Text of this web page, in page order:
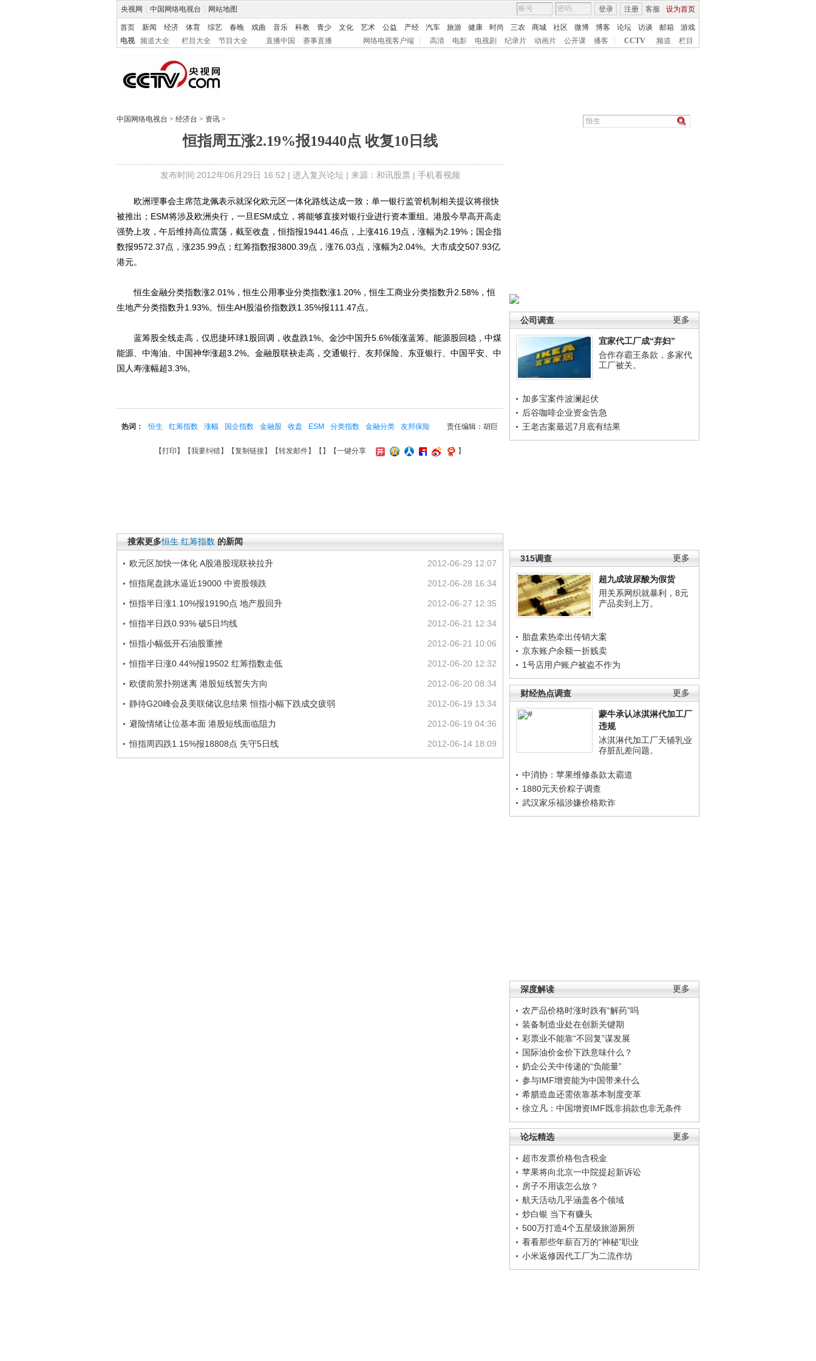
央视网 中国网络电视台 网站地图 客服 设为首页
登录 注册
首页 新闻 经济 体育 综艺 春晚 戏曲 音乐 科教 青少 文化 艺术 公益 产经 汽车 旅游 健康 时尚 三农 商城 社区 微博 博客 论坛 访谈 邮箱
游戏
电视
频道大全 栏目大全 节目大全 直播中国 赛事直播 网络电视客户端 高清 电影 电视剧 纪录片 动画片 公开课 播客 CCTV 频道 栏目
中国网络电视台 > 经济台 > 资讯 >
恒指周五涨2.19%报19440点 收复10日线
发布时间:2012年06月29日 16:52 | 进入复兴论坛| 来源：和讯股票 | 手机看视频
更多
公司调查
宜家代工厂成“弃妇”
合作存霸王条款，多家代
工厂被关。
加多宝案件波澜起伏
后谷咖啡企业资金告急
王老吉案最迟7月底有结果
更多
315调查
超九成玻尿酸为假货
用关系网织就暴利，8元
产品卖到上万。
胎盘素热牵出传销大案
京东账户余额一折贱卖
1号店用户账户被盗不作为
更多
财经热点调查
蒙牛承认冰淇淋代加工厂
违规
冰淇淋代加工厂天辅乳业
存脏乱差问题。
中消协：苹果维修条款太霸道
1880元天价粽子调查
武汉家乐福涉嫌价格欺诈
更多
深度解读
农产品价格时涨时跌有“解药”吗
装备制造业处在创新关键期
彩票业不能靠“不回复”谋发展
国际油价金价下跌意味什么？
奶企公关中传递的“负能量”
参与IMF增资能为中国带来什么
希腊造血还需依靠基本制度变革
徐立凡：中国增资IMF既非捐款也非无条件
更多
论坛精选
超市发票价格包含税金
苹果将向北京一中院提起新诉讼
房子不用该怎么放？
航天活动几乎涵盖各个领域
炒白银 当下有赚头
500万打造4个五星级旅游厕所
看看那些年薪百万的“神秘”职业
小米返修因代工厂为二流作坊
欧洲理事会主席范龙佩表示就深化欧元区一体化路线达成一致；单一银行监管机制相关提议将很快
被推出；ESM将涉及欧洲央行，一旦ESM成立，将能够直接对银行业进行资本重组。港股今早高开高走
强势上攻，午后维持高位震荡，截至收盘，恒指报19441.46点，上涨416.19点，涨幅为2.19%；国企指
数报9572.37点，涨235.99点；红筹指数报3800.39点，涨76.03点，涨幅为2.04%。大市成交507.93亿
港元。
恒生金融分类指数涨2.01%，恒生公用事业分类指数涨1.20%，恒生工商业分类指数升2.58%，恒
生地产分类指数升1.93%。恒生AH股溢价指数跌1.35%报111.47点。
蓝筹股全线走高，仅思捷环球1股回调，收盘跌1%。金沙中国升5.6%领涨蓝筹。能源股回稳，中煤
能源、中海油、中国神华涨超3.2%。金融股联袂走高，交通银行、友邦保险、东亚银行、中国平安、中
国人寿涨幅超3.3%。
责任编辑：胡巨
热词： 恒生 红筹指数 涨幅 国企指数 金融股 收盘 ESM 分类指数 金融分类 友邦保险
【打印 】【我要纠错】【复制链接】【转发邮件】【 】 【一键分享 】
搜索更多恒生 红筹指数 的新闻
2012-06-29 12:07
欧元区加快一体化 A股港股现联袂拉升
2012-06-28 16:34
恒指尾盘跳水逼近19000 中资股领跌
2012-06-27 12:35
恒指半日涨1.10%报19190点 地产股回升
2012-06-21 12:34
恒指半日跌0.93% 破5日均线
2012-06-21 10:06
恒指小幅低开石油股重挫
2012-06-20 12:32
恒指半日涨0.44%报19502 红筹指数走低
2012-06-20 08:34
欧债前景扑朔迷离 港股短线暂失方向
2012-06-19 13:34
静待G20峰会及美联储议息结果 恒指小幅下跌成交疲弱
2012-06-19 04:36
避险情绪让位基本面 港股短线面临阻力
2012-06-14 18:09
恒指周四跌1.15%报18808点 失守5日线